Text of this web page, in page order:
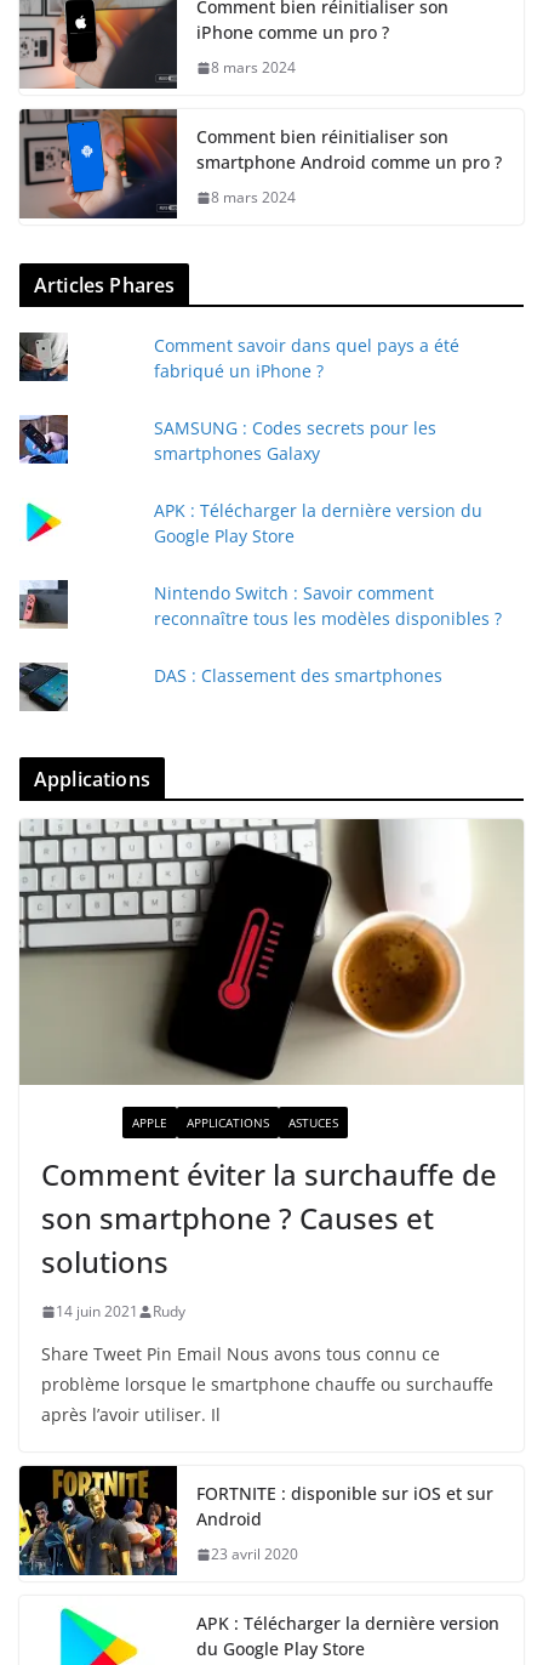
Comment bien réinitialiser son
iPhone comme un pro ?
8 mars 2024
Comment bien réinitialiser son
smartphone Android comme un pro ?
8 mars 2024
Articles Phares
Comment savoir dans quel pays a été
fabriqué un iPhone ?
SAMSUNG : Codes secrets pour les
smartphones Galaxy
APK : Télécharger la dernière version du
Google Play Store
Nintendo Switch : Savoir comment
reconnaître tous les modèles disponibles ?
DAS : Classement des smartphones
Applications
APPLE APPLICATIONS ASTUCES
Comment éviter la surchauffe de
son smartphone ? Causes et
solutions
14 juin 2021 Rudy
Share Tweet Pin Email Nous avons tous connu ce
problème lorsque le smartphone chauffe ou surchauffe
après l’avoir utiliser. Il
FORTNITE : disponible sur iOS et sur
Android
23 avril 2020
APK : Télécharger la dernière version
du Google Play Store